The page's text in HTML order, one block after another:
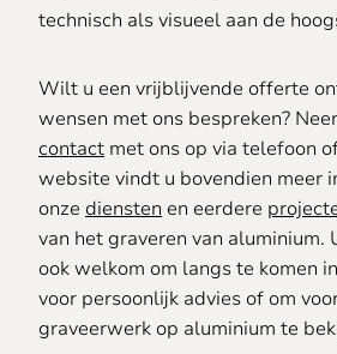
technisch als visueel aan de
Wilt u een vrijblijvende offerte
wensen met ons bespreken?
contact met ons op via telefoon
website vindt u bovendien meer
onze diensten en eerdere
van het graveren van aluminium.
ook welkom om langs te komen
voor persoonlijk advies of om
graveerwerk op aluminium te